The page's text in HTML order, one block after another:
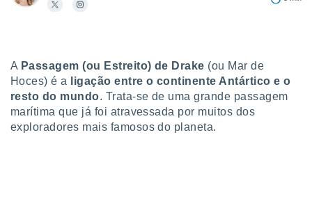
lhe
na nossa
e
a
A Passagem (ou Estreito) de Drake (ou Mar de
Hoces) é a
ligação entre o continente Antártico e o
resto do mundo. Trata-se de uma grande passagem
marítima que já foi atravessada por muitos dos
exploradores mais famosos do planeta.